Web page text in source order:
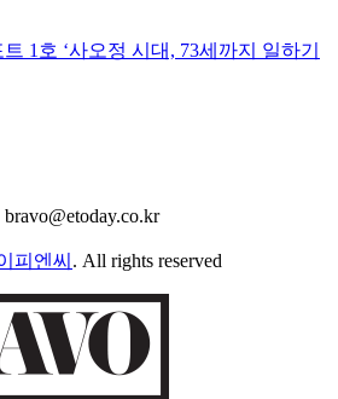
1호 ‘사오정 시대, 73세까지 일하기
피엔씨 . All rights reserved